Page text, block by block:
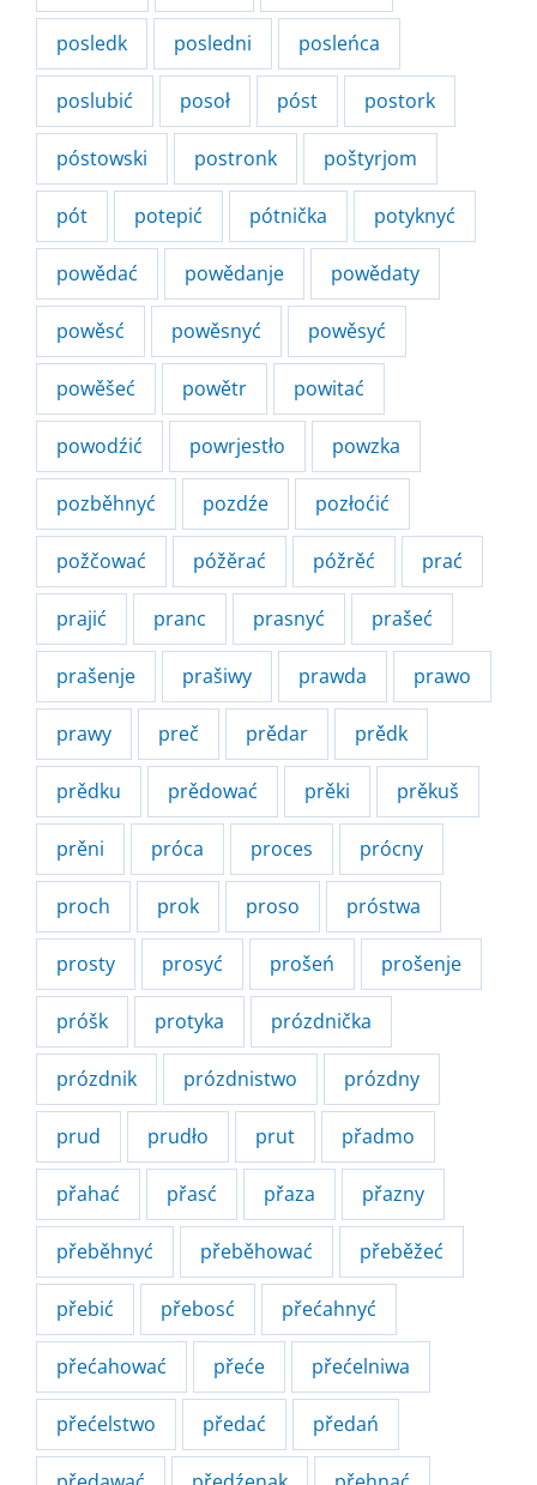
posledk posledni posleńca
poslubić posoł póst postork
póstowski postronk poštyrjom
pót potepić pótnička potyknyć
powědać powědanje powědaty
powěsć powěsnyć powěsyć
powěšeć powětr powitać
powodźić powrjestło powzka
pozběhnyć pozdźe pozłoćić
požčować póžěrać póžrěć prać
prajić pranc prasnyć prašeć
prašenje prašiwy prawda prawo
prawy preč prědar prědk
prědku prědować prěki prěkuš
prěni próca proces prócny
proch prok proso próstwa
prosty prosyć prošeń prošenje
próšk protyka prózdnička
prózdnik prózdnistwo prózdny
prud prudło prut přadmo
přahać přasć přaza přazny
přeběhnyć přeběhować přeběžeć
přebić přebosć přećahnyć
přećahować přeće přećelniwa
přećelstwo předać předań